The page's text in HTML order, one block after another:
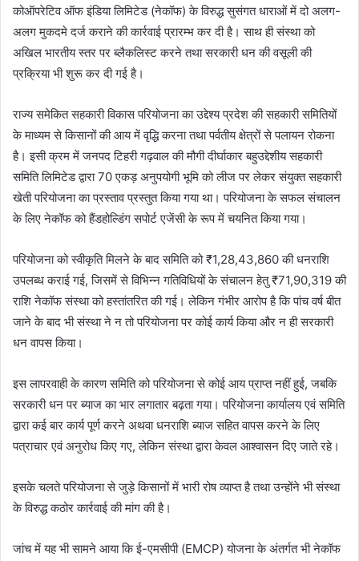
कोऑपरेटिव ऑफ इंडिया लिमिटेड (नेकॉफ) के विरुद्ध सुसंगत धाराओं में दो अलग-
अलग मुकदमे दर्ज कराने की कार्रवाई प्रारम्भ कर दी है। साथ ही संस्था को
अखिल भारतीय स्तर पर ब्लैकलिस्ट करने तथा सरकारी धन की वसूली की
प्रक्रिया भी शुरू कर दी गई है।
राज्य समेकित सहकारी विकास परियोजना का उद्देश्य प्रदेश की सहकारी समितियों
के माध्यम से किसानों की आय में वृद्धि करना तथा पर्वतीय क्षेत्रों से पलायन रोकना
है। इसी क्रम में जनपद टिहरी गढ़वाल की मौगी दीर्घाकार बहुउद्देशीय सहकारी
समिति लिमिटेड द्वारा 70 एकड़ अनुपयोगी भूमि को लीज पर लेकर संयुक्त सहकारी
खेती परियोजना का प्रस्ताव प्रस्तुत किया गया था। परियोजना के सफल संचालन
के लिए नेकॉफ को हैंडहोल्डिंग सपोर्ट एजेंसी के रूप में चयनित किया गया।
परियोजना को स्वीकृति मिलने के बाद समिति को ₹1,28,43,860 की धनराशि
उपलब्ध कराई गई, जिसमें से विभिन्न गतिविधियों के संचालन हेतु ₹71,90,319 की
राशि नेकॉफ संस्था को हस्तांतरित की गई। लेकिन गंभीर आरोप है कि पांच वर्ष बीत
जाने के बाद भी संस्था ने न तो परियोजना पर कोई कार्य किया और न ही सरकारी
धन वापस किया।
इस लापरवाही के कारण समिति को परियोजना से कोई आय प्राप्त नहीं हुई, जबकि
सरकारी धन पर ब्याज का भार लगातार बढ़ता गया। परियोजना कार्यालय एवं समिति
द्वारा कई बार कार्य पूर्ण करने अथवा धनराशि ब्याज सहित वापस करने के लिए
पत्राचार एवं अनुरोध किए गए, लेकिन संस्था द्वारा केवल आश्वासन दिए जाते रहे।
इसके चलते परियोजना से जुड़े किसानों में भारी रोष व्याप्त है तथा उन्होंने भी संस्था
के विरुद्ध कठोर कार्रवाई की मांग की है।
जांच में यह भी सामने आया कि ई-एमसीपी (EMCP) योजना के अंतर्गत भी नेकॉफ